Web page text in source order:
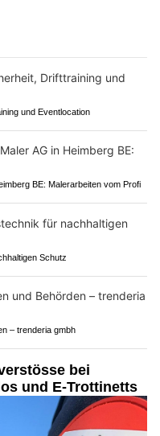
und Eventlocation
BE: Malerarbeiten vom Profi
Schutz
– trenderia gmbh
bei
und E-Trottinetts